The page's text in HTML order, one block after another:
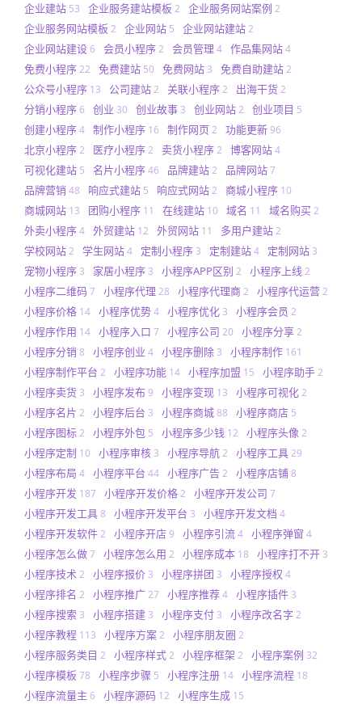
企业建站 53 企业服务建站模板 2 企业服务网站案例 2
企业服务网站模板 2 企业网站 5 企业网站建站2
企业网站建设6 会员小程序2 会员管理 4 作品集网站4
免费小程序22 免费建站 50 免费网站 3 免费自助建站2
公众号小程序 13 公司建站2 关联小程序2 出海干货2
分销小程序6 创业 30 创业故事 3 创业网站2 创业项目 5
创建小程序4 制作小程序 16 制作网页 2 功能更新96
北京小程序2 医疗小程序2 卖货小程序2 博客网站4
可视化建站 5 名片小程序46 品牌建站2 品牌网站7
品牌营销 48 响应式建站 5 响应式网站2 商城小程序 10
商城网站 13 团购小程序 11 在线建站 10 域名 11 域名购买2
外卖小程序4 外贸建站 12 外贸网站 11 多用户建站2
学校网站2 学生网站4 定制小程序 3 定制建站4 定制网站 3
宠物小程序 3 家居小程序 3 小程序APP区别 2 小程序上线 2
小程序二维码7 小程序代理 28 小程序代理商2 小程序代运营2
小程序价格 14 小程序优势4 小程序优化 3 小程序会员 2
小程序作用 14 小程序入口 7 小程序公司 20 小程序分享2
小程序分销 8 小程序创业 4 小程序删除 3 小程序制作 161
小程序制作平台 2 小程序功能 14 小程序加盟 15 小程序助手2
小程序卖货 3 小程序发布9 小程序变现 13 小程序可视化2
小程序名片 2 小程序后台 3 小程序商城88 小程序商店 5
小程序图标2 小程序外包 5 小程序多少钱 12 小程序头像 2
小程序定制 10 小程序审核 3 小程序导航2 小程序工具29
小程序布局 4 小程序平台 44 小程序广告2 小程序店铺8
小程序开发 187 小程序开发价格2 小程序开发公司 7
小程序开发工具8 小程序开发平台 3 小程序开发文档 4
小程序开发软件2 小程序开店9 小程序引流4 小程序弹窗 4
小程序怎么做7 小程序怎么用 2 小程序成本 18 小程序打不开 3
小程序技术2 小程序报价 3 小程序拼团 3 小程序授权 4
小程序排名 2 小程序推广27 小程序推荐4 小程序插件 3
小程序搜索 3 小程序搭建 3 小程序支付 3 小程序改名字 2
小程序教程 113 小程序方案2 小程序朋友圈 2
小程序服务类目 2 小程序样式2 小程序框架 2 小程序案例 32
小程序模板 78 小程序步骤 5 小程序注册 14 小程序流程 18
小程序流量主 6 小程序源码 12 小程序生成 15